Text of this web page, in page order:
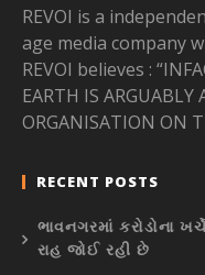
REVOI is a
age media company
REVOI believes :
EARTH IS ARGUABLY
ORGANISATION ON
RECENT POSTS
ભાવનગરમાં કરોડોના
રાહ જોઈ રહી છે